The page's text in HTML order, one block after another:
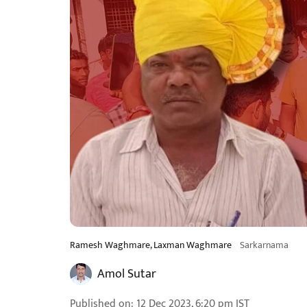
Ramesh Waghmare, Laxman Waghmare Sarkarnama
Amol Sutar